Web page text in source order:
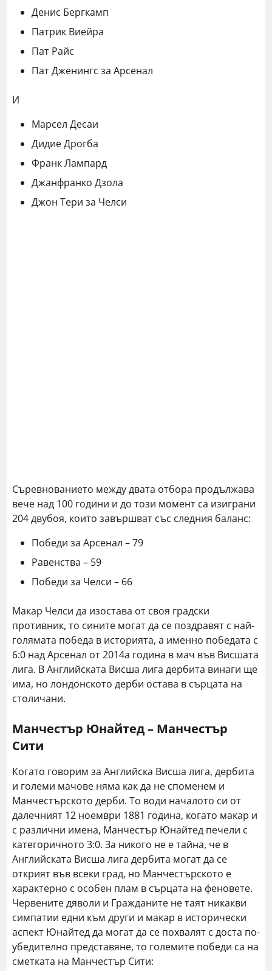
Денис Бергкамп
Патрик Виейра
Пат Райс
Пат Дженингс за Арсенал
И
Марсел Десаи
Дидие Дрогба
Франк Лампард
Джанфранко Дзола
Джон Тери за Челси
Съревнованието между двата отбора продължава
вече над 100 години и до този момент са изиграни
204 двубоя, които завършват със следния баланс:
Победи за Арсенал – 79
Равенства – 59
Победи за Челси – 66
Макар Челси да изостава от своя градски
противник, то сините могат да се поздравят с най-
голямата победа в историята, а именно победата с
6:0 над Арсенал от 2014а година в мач във Висшата
лига. В Английската Висша лига дербита винаги ще
има, но лондонското дерби остава в сърцата на
столичани.
Манчестър Юнайтед – Манчестър
Сити
Когато говорим за Английска Висша лига, дербита
и големи мачове няма как да не споменем и
Манчестърското дерби. То води началото си от
далечният 12 ноември 1881 година, когато макар и
с различни имена, Манчестър Юнайтед печели с
категоричното 3:0. За никого не е тайна, че в
Английската Висша лига дербита могат да се
открият във всеки град, но Манчестърското е
характерно с особен плам в сърцата на феновете.
Червените дяволи и Гражданите не таят никакви
симпатии едни към други и макар в исторически
аспект Юнайтед да могат да се похвалят с доста по-
убедително представяне, то големите победи са на
сметката на Манчестър Сити: